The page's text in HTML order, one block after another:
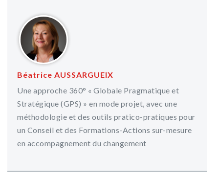
Béatrice AUSSARGUEIX
Une approche 360° « Globale Pragmatique et
Stratégique (GPS) » en mode projet, avec une
méthodologie et des outils pratico-pratiques pour
un Conseil et des Formations-Actions sur-mesure
en accompagnement du changement